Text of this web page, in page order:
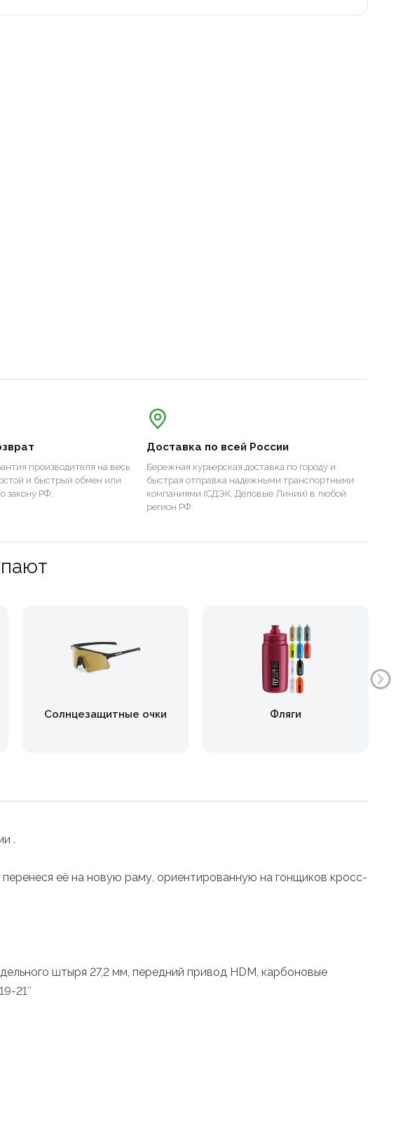
производителя на весь
и быстрый обмен или
закону РФ.
Доставка по всей России
Бережная курьерская доставка по городу и
быстрая отправка надежными транспортными
компаниями (СДЭК, Деловые Линии) в любой
регион РФ.
Солнцезащитные очки Фляги
.
её на новую раму, ориентированную на гонщиков кросс-
штыря 27,2 мм, передний привод HDM, карбоновые
21″